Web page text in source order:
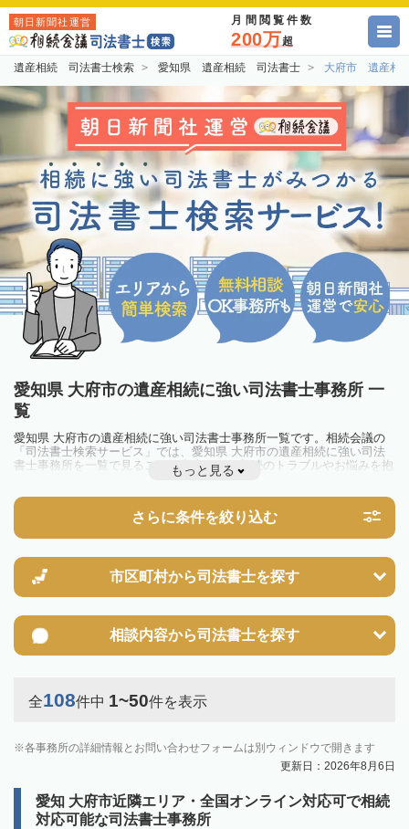
朝日新聞社運営 月間閲覧件数
200万超
遺産相続 司法書士検索 愛知県 遺産相続 司法書士 大府市 遺産相
愛知県 大府市の遺産相続に強い司法書士事務所 一
覧
愛知県 大府市の遺産相続に強い司法書士事務所一覧です。相続会議の
「司法書士検索サービス」では、愛知県 大府市の遺産相続に強い司法
書士事務所を一覧で見ることが出来ます。相続のトラブルやお悩みを抱
えている方は一度近隣の司法書士に相談してみましょう。
もっと見る
さらに条件を絞り込む
市区町村から司法書士を探す
相談内容から司法書士を探す
全108件中 1~50件を表示
各事務所の詳細情報とお問い合わせフォームは別ウィンドウで開きます
更新日：2026年8月6日
愛知 大府市近隣エリア・全国オンライン対応可で相続
対応可能な司法書士事務所